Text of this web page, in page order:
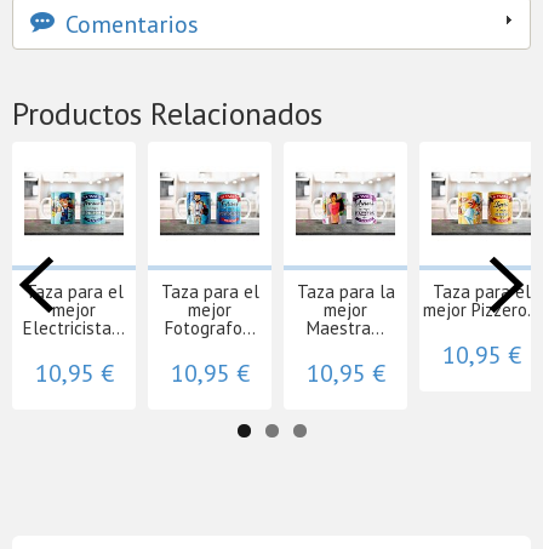
Comentarios
Productos Relacionados
Taza para el
mejor
Electricista...
10,95 €
Taza para el
mejor
Fotografo...
10,95 €
Taza para la
mejor
Maestra...
10,95 €
Taza para el
mejor Pizzero...
10,95 €